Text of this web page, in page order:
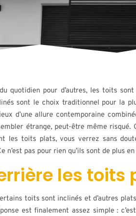
quotidien pour d’autres, les toits
sont le choix traditionnel pour la
d’une allure contemporaine
étrange, peut-être même risqué.
les toits plats, vous verrez sans
pas pour rien qu’ils sont de plus
les toits
toits sont inclinés et d’autres
est finalement assez simple :